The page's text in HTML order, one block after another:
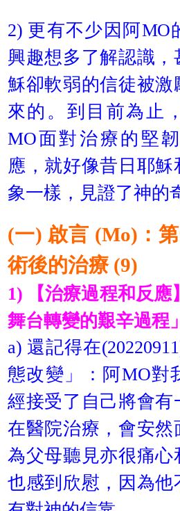
2) 更有不少因阿MO
興趣想多了解認識，
穌卻軟弱的信徒被激
來的。到目前為止
MO面對治療的堅
應，就好像昔日耶
象一樣，見證了神的
(一) 啟言 (Mo)：
術後的治療 (9)
1) 【治療過程和反應
舞台轉變的艱辛過程」
a) 還記得在
態改變」：阿MO對
經接受了自己將會有
在醫院治療，會安然
為父母聽見亦很痛心
也感到欣慰，因為他